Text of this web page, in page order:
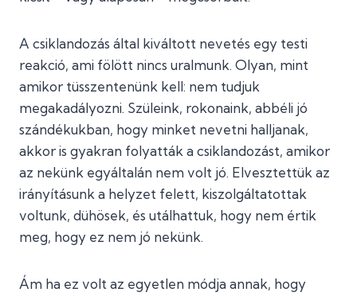
A csiklandozás által kiváltott nevetés egy testi
reakció, ami fölött nincs uralmunk. Olyan, mint
amikor tüsszentenünk kell: nem tudjuk
megakadályozni. Szüleink, rokonaink, abbéli jó
szándékukban, hogy minket nevetni halljanak,
akkor is gyakran folyatták a csiklandozást, amikor
az nekünk egyáltalán nem volt jó. Elvesztettük az
irányításunk a helyzet felett, kiszolgáltatottak
voltunk, dühösek, és utálhattuk, hogy nem értik
meg, hogy ez nem jó nekünk.
Ám ha ez volt az egyetlen módja annak, hogy